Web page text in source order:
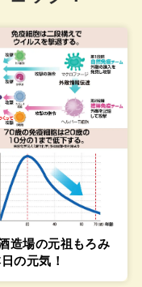
造場の元祖もろみ
の元気！